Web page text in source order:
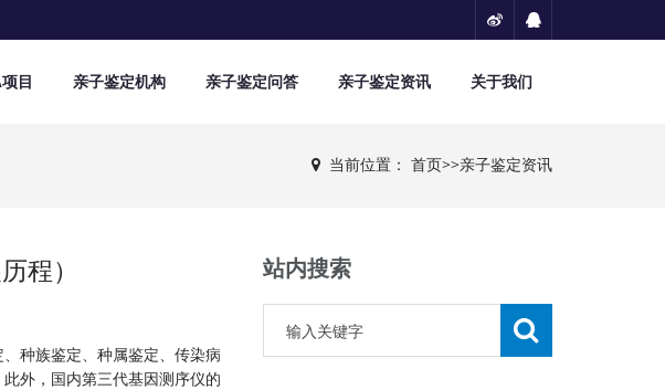
目 亲子鉴定机构 亲子鉴定问答 亲子鉴定资讯 关于我们
当前位置： 首页>>亲子鉴定资讯
程）
种族鉴定、种属鉴定、传染病
外，国内第三代基因测序仪的
站内搜索